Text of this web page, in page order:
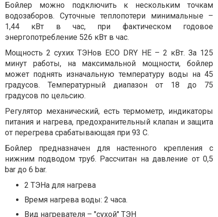
Бойлер можно подключить к нескольким точкам
водозаборов. Суточные теплопотери минимальные –
1,44 кВт в час, при фактическом годовое
энергопотребление 526 кВт в час.
Мощность 2 сухих ТЭНов ECO DRY HE – 2 кВт. За 125
минут работы, на максимальной мощности, бойлер
может поднять изначальную температуру воды на 45
градусов. Температурный диапазон от 18 до 75
градусов по цельсию.
Регулятор механический, есть термометр, индикаторы
питания и нагрева, предохранительный клапан и защита
от перегрева срабатывающая при 93 С.
Бойлер предназначен для настенного крепления с
нижним подводом труб. Рассчитан на давление от 0,5
bar до 6 bar.
2 ТЭНа для нагрева
Время нагрева воды: 2 часа.
Вид нагревателя – "сухой" ТЭН